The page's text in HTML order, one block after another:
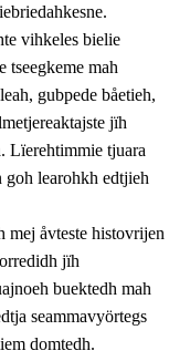
vuajnoe
jïh
vihkeles bielie
tseegkeme mah
gubpede båetieh,
jïh
Lïerehtimmie tjuara
goh learohkh edtjieh
mej åvteste histovrijen
jïh
buektedh mah
seammavyörtegs
domtedh.